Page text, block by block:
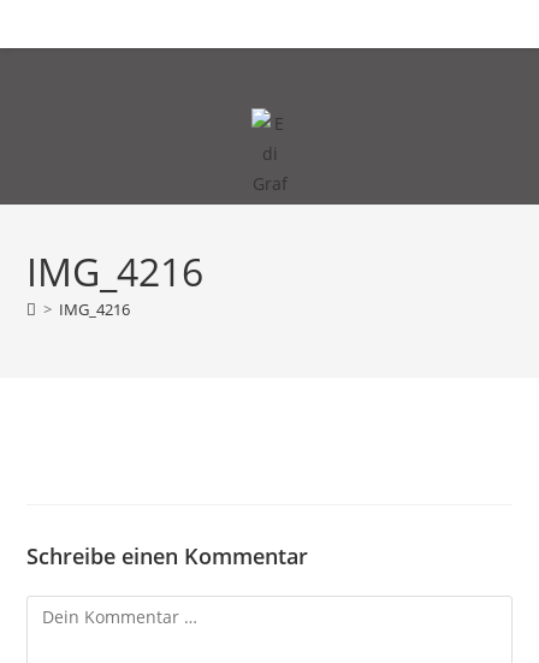
Inhalt
IMG_4216
> IMG_4216
Schreibe einen Kommentar
Kommentar